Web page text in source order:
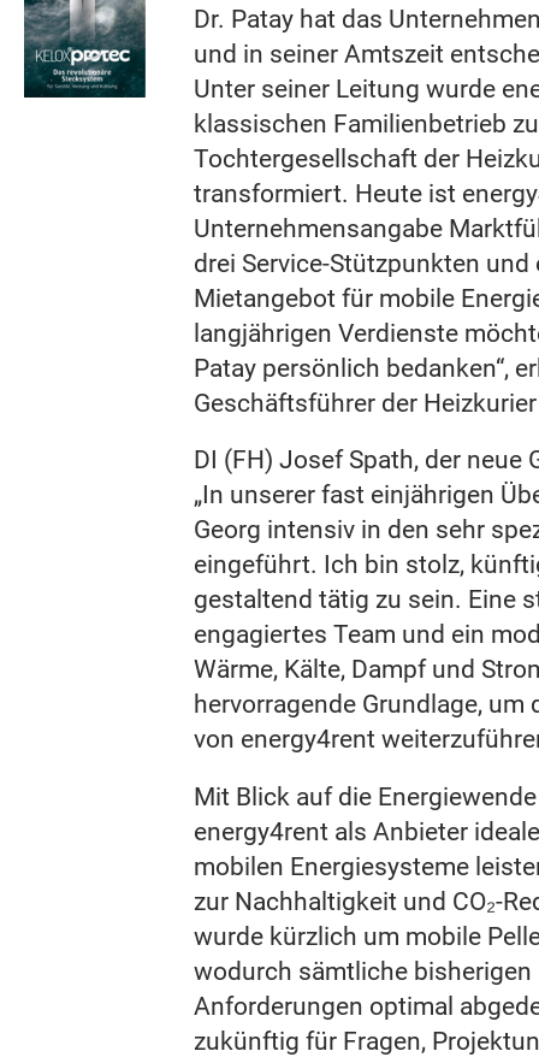
Dr. Patay hat das
und in seiner Amtszeit
Unter seiner Leitung wurde
klassischen Familienbetrieb
Tochtergesellschaft der
transformiert. Heute ist
Unternehmensangabe
drei Service-Stützpunkten
Mietangebot für mobile
langjährigen Verdienste
Patay persönlich bedanken“,
Geschäftsführer der
DI (FH) Josef Spath, der neue
„In unserer fast einjährigen
Georg intensiv in den sehr
eingeführt. Ich bin stolz,
gestaltend tätig zu sein. Eine
engagiertes Team und ein
Wärme, Kälte, Dampf und
hervorragende Grundlage, um
von energy4rent
Mit Blick auf die
energy4rent als Anbieter
mobilen Energiesysteme
zur Nachhaltigkeit und CO₂-
wurde kürzlich um mobile
wodurch sämtliche bisherigen
Anforderungen optimal
zukünftig für Fragen,